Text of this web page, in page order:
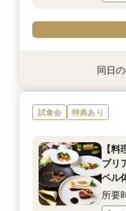
特典あり
8/28(金)
【少
アッ
特典あり
8/28(金)
【料
ブリ
所
8/28(金)
【フ
なん
特典あり
8/28(金)
【２
＆予
リ
会◆
所
衣装試着 特
8/28(金)
【40
＆会
所
衣装試着 特
8/28(金)
【初
典＆
所
特典あり
8/28(金)
《庭
万な
貸
イナ
所
同日
試食会 特典あり
【
ブリ
ペル
所要